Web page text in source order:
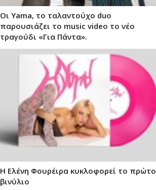
Οι Yama, το ταλαντούχο duo
παρουσιάζει το music video το νέο
τραγούδι «Για Πάντα».
Η Ελένη Φουρέιρα κυκλοφορεί το πρώτο
βινύλιο